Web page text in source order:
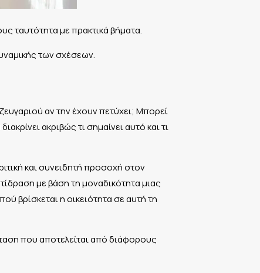
ταυτότητα με πρακτικά βήματα.
των σχέσεων.
αν την έχουν πετύχει; Μπορεί
ακριβώς τι σημαίνει αυτό και τι
και συνειδητή προσοχή στον
με βάση τη μοναδικότητα μιας
βρίσκεται η οικειότητα σε αυτή τη
που αποτελείται από διάφορους